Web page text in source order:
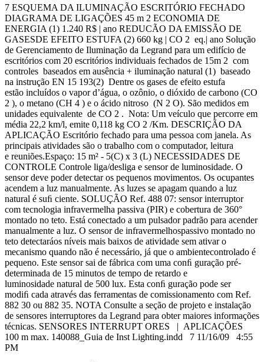
7 ESQUEMA DA ILUMINAÇÃO ESCRITÓRIO FECHADO
DIAGRAMA DE LIGAÇÕES 45 m 2 ECONOMIA DE
ENERGIA (1) 1.240 R$ | ano REDUCÃO DA EMISSÃO DE
GASESDE EFEITO ESTUFA (2) 660 kg | CO 2 eq.| ano Solução
de Gerenciamento de Iluminação da Legrand para um edifício de
escritórios com 20 escritórios individuais fechados de 15m 2 com
controles baseados em ausência + iluminação natural (1) baseado
na instrução EN 15 193(2) Dentre os gases de efeito estufa
estão incluídos o vapor d’água, o ozônio, o dióxido de carbono (CO
2 ), o metano (CH 4 ) e o ácido nitroso (N 2 O). São medidos em
unidades equivalente de CO 2 . Nota: Um veículo que percorre em
média 22,2 km/l, emite 0,118 kg CO 2 /Km. DESCRIÇÃO DA
APLICAÇÃO Escritório fechado para uma pessoa com janela. As
principais atividades são o trabalho com o computador, leitura
e reuniões.Espaço: 15 m² - 5(C) x 3 (L) NECESSIDADES DE
CONTROLE Controle liga/desliga e sensor de luminosidade. O
sensor deve poder detectar os pequenos movimentos. Os ocupantes
acendem a luz manualmente. As luzes se apagam quando a luz
natural é suﬁ ciente. SOLUÇÃO Ref. 488 07: sensor interruptor
com tecnologia infravermelha passiva (PIR) e cobertura de 360°
montado no teto. Está conectado a um pulsador padrão para acender
manualmente a luz. O sensor de infravermelhospassivo montado no
teto detectaráos níveis mais baixos de atividade sem ativar o
mecanismo quando não é necessário, já que o ambientecontrolado é
pequeno. Este sensor sai de fábrica com uma conﬁ guração pré-
determinada de 15 minutos de tempo de retardo e
luminosidade natural de 500 lux. Esta conﬁ guração pode ser
modiﬁ cada através das ferramentas de comissionamento com Ref.
882 30 ou 882 35. NOTA Consulte a seção de projeto e instalação
de sensores interruptores da Legrand para obter maiores informações
técnicas. SENSORES INTERRUPT ORES | APLICAÇÕES
100 m max. 140088_Guia de Inst Lighting.indd 7 11/16/09 4:55
PM